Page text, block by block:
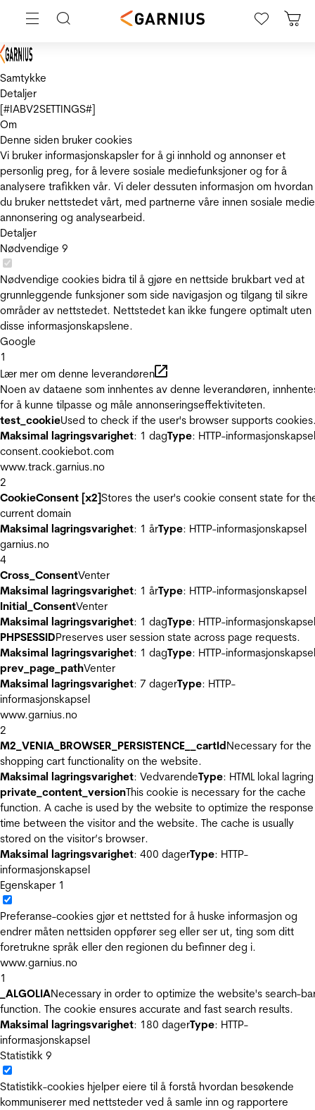
Samtykke
Detaljer
[#IABV2SETTINGS#]
Om
Denne siden bruker cookies
Vi bruker informasjonskapsler for å gi innhold og annonser et
personlig preg, for å levere sosiale mediefunksjoner og for å
analysere trafikken vår. Vi deler dessuten informasjon om hvordan
du bruker nettstedet vårt, med partnerne våre innen sosiale
annonsering og analysearbeid.
Detaljer
Nødvendige 9
Nødvendige cookies bidra til å gjøre en nettside brukbart ved at
grunnleggende funksjoner som side navigasjon og tilgang til sikre
områder av nettstedet. Nettstedet kan ikke fungere optimalt uten
disse informasjonskapslene.
Google
1
Lær mer om denne leverandøren
Noen av dataene som innhentes av denne leverandøren,
for å kunne tilpasse og måle annonseringseffektiviteten.
test_cookieUsed to check if the user's browser supports
Maksimal lagringsvarighet: 1 dagType: HTTP-informasjonskapsel
consent.cookiebot.com
www.track.garnius.no
2
CookieConsent [x2]Stores the user's cookie consent state for
current domain
Maksimal lagringsvarighet: 1 årType: HTTP-informasjonskapsel
garnius.no
4
Cross_ConsentVenter
Maksimal lagringsvarighet: 1 årType: HTTP-informasjonskapsel
Initial_ConsentVenter
Maksimal lagringsvarighet: 1 dagType: HTTP-informasjonskapsel
PHPSESSIDPreserves user session state across page requests.
Maksimal lagringsvarighet: 1 dagType: HTTP-informasjonskapsel
prev_page_pathVenter
Maksimal lagringsvarighet: 7 dagerType: HTTP-
informasjonskapsel
www.garnius.no
2
M2_VENIA_BROWSER_PERSISTENCE__cartIdNecessary for the
shopping cart functionality on the website.
Maksimal lagringsvarighet: VedvarendeType: HTML lokal lagring
private_content_versionThis cookie is necessary for the cache
function. A cache is used by the website to optimize the response
time between the visitor and the website. The cache is usually
stored on the visitor’s browser.
Maksimal lagringsvarighet: 400 dagerType: HTTP-
informasjonskapsel
Egenskaper 1
Preferanse-cookies gjør et nettsted for å huske informasjon og
endrer måten nettsiden oppfører seg eller ser ut, ting som ditt
foretrukne språk eller den regionen du befinner deg i.
www.garnius.no
1
_ALGOLIANecessary in order to optimize the website's search-
function. The cookie ensures accurate and fast search results.
Maksimal lagringsvarighet: 180 dagerType: HTTP-
informasjonskapsel
Statistikk 9
Statistikk-cookies hjelper eiere til å forstå hvordan besøkende
kommuniserer med nettsteder ved å samle inn og rapportere